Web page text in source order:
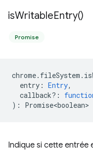
isWritableEntry()
Promise
chrome. fileSystem .
entry : Entry,
callback? :
) : Promise<boolean>
Indique si cette entrée